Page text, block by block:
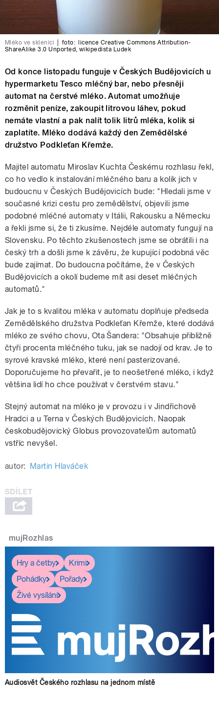
Mléko ve sklenici foto:
licence Creative Commons Attribution-
ShareAlike 3.0 Unported,wikipedista Ludek
Od konce listopadu funguje v Českých Budějovicích u
hypermarketu Tesco mléčný bar, nebo přesněji
automat na čerstvé mléko. Automat umožňuje
rozměnit peníze, zakoupit litrovou láhev, pokud
nemáte vlastní a pak nalít tolik litrů mléka, kolik si
zaplatíte. Mléko dodává každý den Zemědělské
družstvo Podkleťan Křemže.
Majitel automatu Miroslav Kuchta Českému rozhlasu řekl,
co ho vedlo k instalování mléčného baru a kolik jich v
budoucnu v Českých Budějovicích bude: "Hledali jsme v
současné krizi cestu pro zemědělství, objevili jsme
podobné mléčné automaty v Itálii, Rakousku a Německu
a řekli jsme si, že ti zkusíme. Nejdéle automaty fungují na
Slovensku. Po těchto zkušenostech jsme se obrátili i na
český trh a došli jsme k závěru, že kupující podobná věc
bude zajímat. Do budoucna počítáme, že v Českých
Budějovicích a okolí budeme mít asi deset mléčných
automatů."
Jak je to s kvalitou mléka v automatu doplňuje předseda
Zemědělského družstva Podkleťan Křemže, které dodává
mléko ze svého chovu, Ota Šandera: "Obsahuje přibližně
čtyři procenta mléčného tuku, jak se nadojí od krav. Je to
syrové kravské mléko, které není pasterizované.
Doporučujeme ho převařit, je to neošetřené mléko, i když
většina lidí ho chce používat v čerstvém stavu."
Stejný automat na mléko je v provozu i v Jindřichově
Hradci a u Terna v Českých Budějovicích. Naopak
českobudějovický Globus provozovatelům automatů
vstříc nevyšel.
autor: Martin Hlaváček
mujRozhlas
Hry a četby
Krimi
Pohádky
Pořady
Živé vysílání
Audiosvět Českého rozhlasu na jednom místě